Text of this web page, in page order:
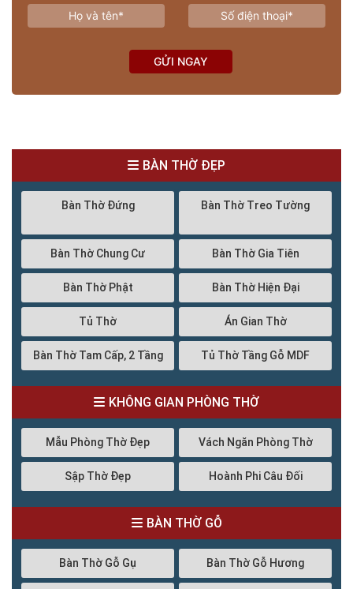
GỬI NGAY
BÀN THỜ ĐẸP
Bàn Thờ Đứng Bàn Thờ Treo Tường
Bàn Thờ Chung Cư Bàn Thờ Gia Tiên
Bàn Thờ Phật Bàn Thờ Hiện Đại
Tủ Thờ Án Gian Thờ
Bàn Thờ Tam Cấp, 2 Tầng Tủ Thờ Tầng Gỗ MDF
KHÔNG GIAN PHÒNG THỜ
Mẫu Phòng Thờ Đẹp Vách Ngăn Phòng Thờ
Sập Thờ Đẹp Hoành Phi Câu Đối
BÀN THỜ GỖ
Bàn Thờ Gỗ Gụ Bàn Thờ Gỗ Hương